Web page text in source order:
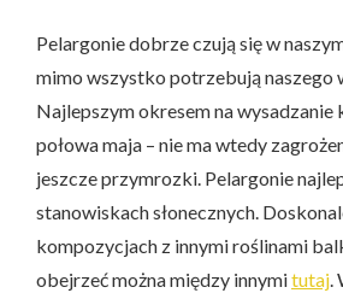
Pelargonie dobrze czują się w
mimo wszystko potrzebują naszego
Najlepszym okresem na
połowa maja – nie ma wtedy
jeszcze przymrozki. Pelargonie
stanowiskach słonecznych.
kompozycjach z innymi roślinami
obejrzeć można między innymitutaj.